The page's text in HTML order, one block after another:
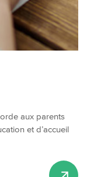
aux parents
et d’accueil